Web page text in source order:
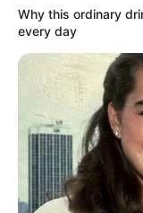
เนื้อหาที่ได้รับการโป
Why this ordinary
every day